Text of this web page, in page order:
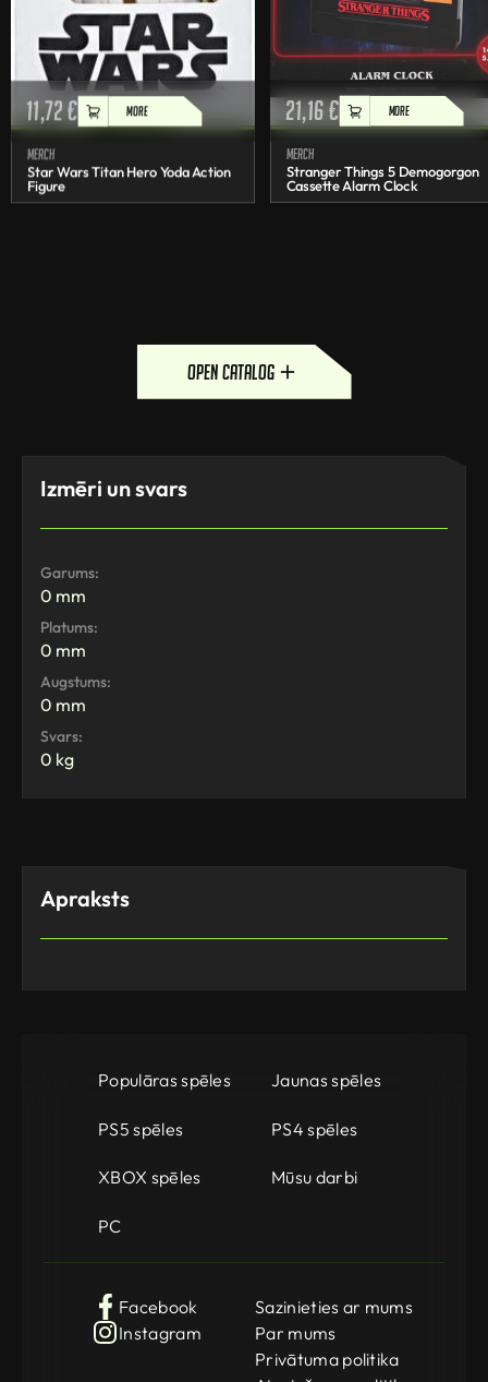
11,72€ MORE
Merch
Star Wars Titan Hero Yoda Action
Figure
21,16€ MORE
Merch
Stranger Things 5 Demogorgon
Cassette Alarm Clock
open catalog
Izmēri un svars
Garums:
0 mm
Platums:
0 mm
Augstums:
0 mm
Svars:
0 kg
Apraksts
Populāras spēles Jaunas spēles
PS5 spēles PS4 spēles
XBOX spēles Mūsu darbi
PC
Facebook
Instagram
Sazinieties ar mums
Par mums
Privātuma politika